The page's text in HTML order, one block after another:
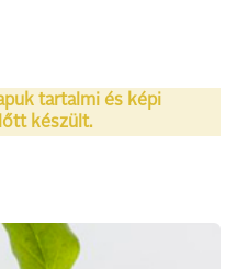
tartalmi és képi
készült.